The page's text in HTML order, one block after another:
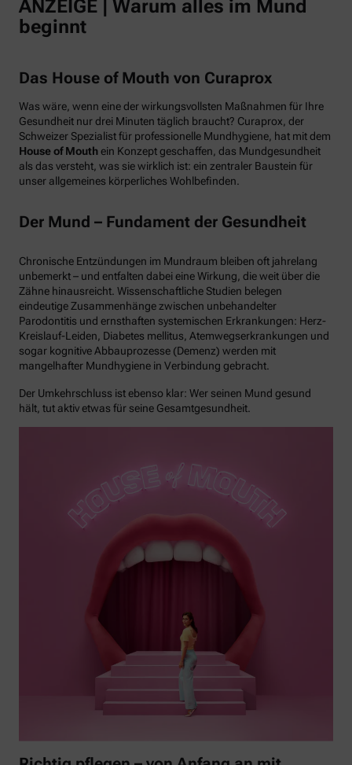
ANZEIGE | Warum alles im Mund
beginnt
Das House of Mouth von Curaprox
Was wäre, wenn eine der wirkungsvollsten Maßnahmen für Ihre
Gesundheit nur drei Minuten täglich braucht? Curaprox, der
Schweizer Spezialist für professionelle Mundhygiene, hat mit dem
House of Mouthein Konzept geschaffen, das Mundgesundheit
als das versteht, was sie wirklich ist: ein zentraler Baustein für
unser allgemeines körperliches Wohlbefinden.
Der Mund – Fundament der Gesundheit
Chronische Entzündungen im Mundraum bleiben oft jahrelang
unbemerkt – und entfalten dabei eine Wirkung, die weit über die
Zähne hinausreicht. Wissenschaftliche Studien belegen
eindeutige Zusammenhänge zwischen unbehandelter
Parodontitis und ernsthaften systemischen Erkrankungen: Herz-
Kreislauf-Leiden, Diabetes mellitus, Atemwegserkrankungen und
sogar kognitive Abbauprozesse (Demenz) werden mit
mangelhafter Mundhygiene in Verbindung gebracht.
Der Umkehrschluss ist ebenso klar: Wer seinen Mund gesund
hält, tut aktiv etwas für seine Gesamtgesundheit.